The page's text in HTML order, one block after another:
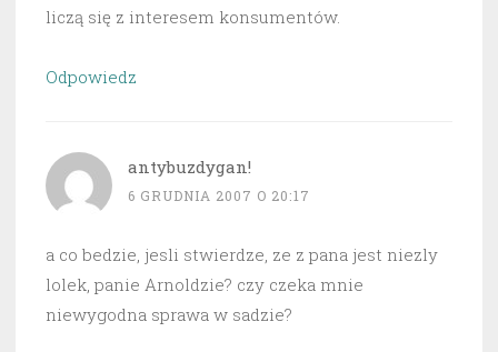
liczą się z interesem konsumentów.
Odpowiedz
antybuzdygan!
6 GRUDNIA 2007 O 20:17
a co bedzie, jesli stwierdze, ze z pana jest niezly
lolek, panie Arnoldzie? czy czeka mnie
niewygodna sprawa w sadzie?